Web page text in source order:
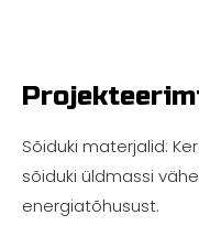
Sõiduki materjalid:
sõiduki üldmassi
energiatõhusust.